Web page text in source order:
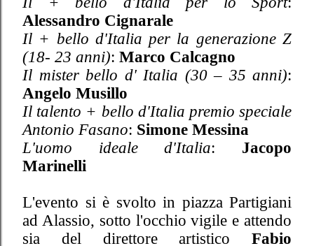
Alessandro Cignarale
Il + bello d'Italia per la generazione Z
(18- 23 anni): Marco Calcagno
Il mister bello d' Italia (30 – 35 anni):
Angelo Musillo
Il talento + bello d'Italia premio speciale
Antonio Fasano: Simone Messina
L'uomo ideale d'Italia: Jacopo
Marinelli
L'evento si è svolto in piazza Partigiani
ad Alassio, sotto l'occhio vigile e attendo
sia del direttore artistico Fabio